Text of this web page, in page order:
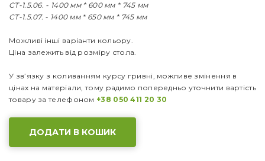
СТ-1.5.06. - 1400 мм * 600 мм * 745 мм
СТ-1.5.07. - 1400 мм * 650 мм * 745 мм
Можливі інші варіанти кольору.
Ціна залежить від розміру стола.
У зв’язку з коливанням курсу гривні, можливе змінення в
цінах на матеріали, тому радимо попередньо уточнити вартість
товару за телефоном +38 050 411 20 30
ДОДАТИ В КОШИК